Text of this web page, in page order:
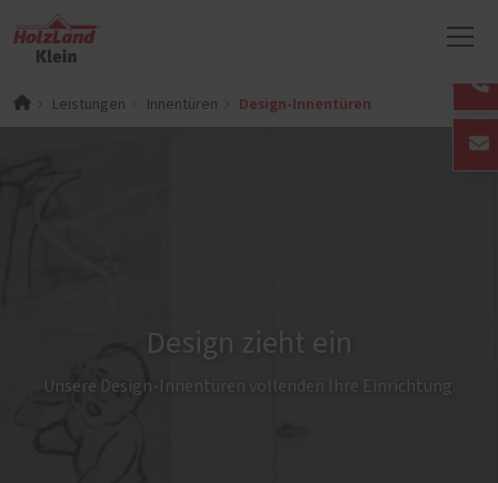
Leistungen Innentüren Design-Innentüren
Design zieht ein
Unsere Design-Innentüren vollenden Ihre Einrichtung.